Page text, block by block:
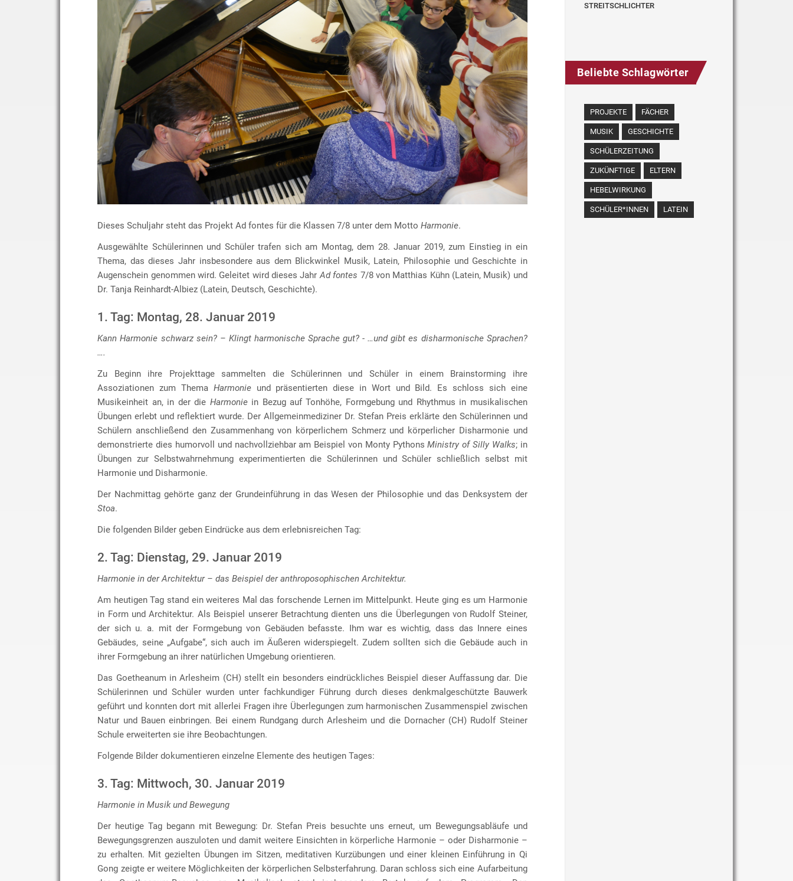
Dieses Schuljahr steht das Projekt Ad fontes für die Klassen 7/8 unter dem MottoHarmonie.
Ausgewählte Schülerinnen und Schüler trafen sich am Montag, dem 28. Januar 2019, zum Einstieg in ein
Thema, das dieses Jahr insbesondere aus dem Blickwinkel Musik, Latein, Philosophie und Geschichte in
Augenschein genommen wird. Geleitet wird dieses Jahr Ad fontes 7/8 von Matthias Kühn (Latein, Musik) und
Dr. Tanja Reinhardt-Albiez (Latein, Deutsch, Geschichte).
1. Tag: Montag, 28. Januar 2019
Kann Harmonie schwarz sein? – Klingt harmonische Sprache gut? - …und gibt es disharmonische Sprachen?
….
Zu Beginn ihre Projekttage sammelten die Schülerinnen und Schüler in einem Brainstorming ihre
Assoziationen zum Thema Harmonieund präsentierten diese in Wort und Bild. Es schloss sich eine
Musikeinheit an, in der die Harmoniein Bezug auf Tonhöhe, Formgebung und Rhythmus in musikalischen
Übungen erlebt und reflektiert wurde. Der Allgemeinmediziner Dr. Stefan Preis erklärte den Schülerinnen und
Schülern anschließend den Zusammenhang von körperlichem Schmerz und körperlicher Disharmonie und
demonstrierte dies humorvoll und nachvollziehbar am Beispiel von Monty PythonsMinistry of Silly Walks; in
Übungen zur Selbstwahrnehmung experimentierten die Schülerinnen und Schüler schließlich selbst mit
Harmonie und Disharmonie.
Der Nachmittag gehörte ganz der Grundeinführung in das Wesen der Philosophie und das Denksystem der
Stoa.
Die folgenden Bilder geben Eindrücke aus dem erlebnisreichen Tag:
2. Tag: Dienstag, 29. Januar 2019
Harmonie in der Architektur – das Beispiel der anthroposophischen Architektur.
Am heutigen Tag stand ein weiteres Mal das forschende Lernen im Mittelpunkt. Heute ging es um Harmonie
in Form und Architektur. Als Beispiel unserer Betrachtung dienten uns die Überlegungen von Rudolf Steiner,
der sich u. a. mit der Formgebung von Gebäuden befasste. Ihm war es wichtig, dass das Innere eines
Gebäudes, seine „Aufgabe“, sich auch im Äußeren widerspiegelt. Zudem sollten sich die Gebäude auch in
ihrer Formgebung an ihrer natürlichen Umgebung orientieren.
Das Goetheanum in Arlesheim (CH) stellt ein besonders eindrückliches Beispiel dieser Auffassung dar. Die
Schülerinnen und Schüler wurden unter fachkundiger Führung durch dieses denkmalgeschützte Bauwerk
geführt und konnten dort mit allerlei Fragen ihre Überlegungen zum harmonischen Zusammenspiel zwischen
Natur und Bauen einbringen. Bei einem Rundgang durch Arlesheim und die Dornacher (CH) Rudolf Steiner
Schule erweiterten sie ihre Beobachtungen.
Folgende Bilder dokumentieren einzelne Elemente des heutigen Tages:
3. Tag: Mittwoch, 30. Januar 2019
Harmonie in Musik und Bewegung
Der heutige Tag begann mit Bewegung: Dr. Stefan Preis besuchte uns erneut, um Bewegungsabläufe und
Bewegungsgrenzen auszuloten und damit weitere Einsichten in körperliche Harmonie – oder Disharmonie –
zu erhalten. Mit gezielten Übungen im Sitzen, meditativen Kurzübungen und einer kleinen Einführung in Qi
Gong zeigte er weitere Möglichkeiten der körperlichen Selbsterfahrung. Daran schloss sich eine Aufarbeitung
STREITSCHLICHTER
Beliebte Schlagwörter
PROJEKTE FÄCHER
MUSIK GESCHICHTE
SCHÜLERZEITUNG
ZUKÜNFTIGE ELTERN
HEBELWIRKUNG
SCHÜLER*INNEN LATEIN